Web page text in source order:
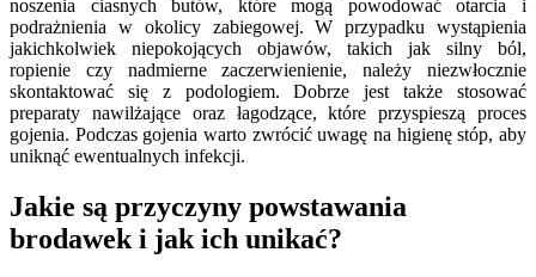
noszenia ciasnych butów, które mogą powodować otarcia i
podrażnienia w okolicy zabiegowej. W przypadku wystąpienia
jakichkolwiek niepokojących objawów, takich jak silny ból,
ropienie czy nadmierne zaczerwienienie, należy niezwłocznie
skontaktować się z podologiem. Dobrze jest także stosować
preparaty nawilżające oraz łagodzące, które przyspieszą proces
gojenia. Podczas gojenia warto zwrócić uwagę na higienę stóp, aby
uniknąć ewentualnych infekcji.
Jakie są przyczyny powstawania
brodawek i jak ich unikać?